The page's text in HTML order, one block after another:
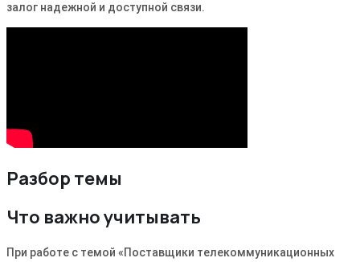
залог надежной и доступной связи.
Разбор темы
Что важно учитывать
При работе с темой «Поставщики телекоммуникационных